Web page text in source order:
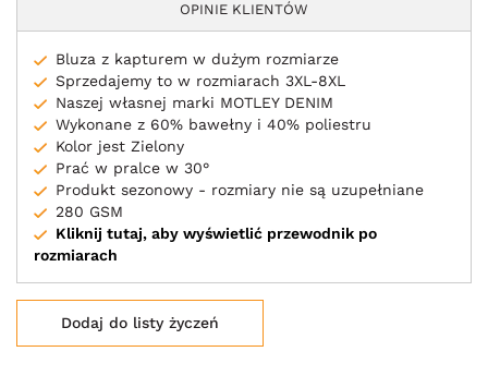
OPINIE KLIENTÓW
Bluza z kapturem w dużym rozmiarze
Sprzedajemy to w rozmiarach 3XL-8XL
Naszej własnej marki MOTLEY DENIM
Wykonane z 60% bawełny i 40% poliestru
Kolor jest Zielony
Prać w pralce w 30°
Produkt sezonowy - rozmiary nie są uzupełniane
280 GSM
Kliknij tutaj, aby wyświetlić przewodnik po
rozmiarach
Dodaj do listy życzeń